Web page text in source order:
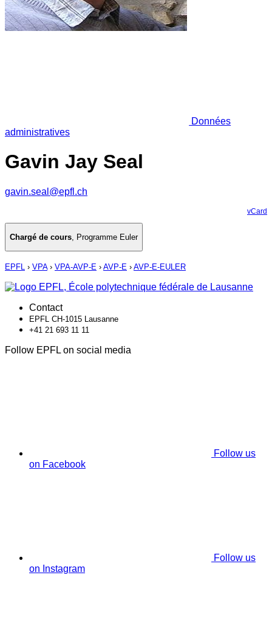
Données
administratives
Gavin Jay Seal
gavin.seal@epfl.ch
vCard
Chargé de cours, Programme Euler
EPFL › VPA› VPA-AVP-E › AVP-E › AVP-E-EULER
Contact
EPFL CH-1015 Lausanne
+41 21 693 11 11
Follow EPFL on social media
Follow us
on Facebook
Follow us
on Instagram